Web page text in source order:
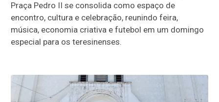
Praça Pedro II se consolida como espaço de
encontro, cultura e celebração, reunindo feira,
música, economia criativa e futebol em um domingo
especial para os teresinenses.